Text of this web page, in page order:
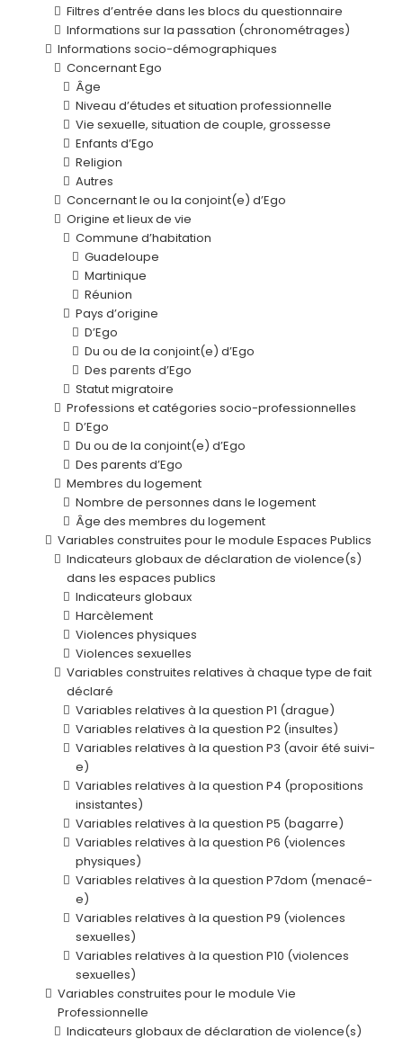
Filtres d’entrée dans les blocs du questionnaire
Informations sur la passation (chronométrages)
Informations socio-démographiques
Concernant Ego
Âge
Niveau d’études et situation professionnelle
Vie sexuelle, situation de couple, grossesse
Enfants d’Ego
Religion
Autres
Concernant le ou la conjoint(e) d’Ego
Origine et lieux de vie
Commune d’habitation
Guadeloupe
Martinique
Réunion
Pays d’origine
D’Ego
Du ou de la conjoint(e) d’Ego
Des parents d’Ego
Statut migratoire
Professions et catégories socio-professionnelles
D’Ego
Du ou de la conjoint(e) d’Ego
Des parents d’Ego
Membres du logement
Nombre de personnes dans le logement
Âge des membres du logement
Variables construites pour le module Espaces Publics
Indicateurs globaux de déclaration de violence(s)
dans les espaces publics
Indicateurs globaux
Harcèlement
Violences physiques
Violences sexuelles
Variables construites relatives à chaque type de fait
déclaré
Variables relatives à la question P1 (drague)
Variables relatives à la question P2 (insultes)
Variables relatives à la question P3 (avoir été suivi-
e)
Variables relatives à la question P4 (propositions
insistantes)
Variables relatives à la question P5 (bagarre)
Variables relatives à la question P6 (violences
physiques)
Variables relatives à la question P7dom (menacé-
e)
Variables relatives à la question P9 (violences
sexuelles)
Variables relatives à la question P10 (violences
sexuelles)
Variables construites pour le module Vie
Professionnelle
Indicateurs globaux de déclaration de violence(s)